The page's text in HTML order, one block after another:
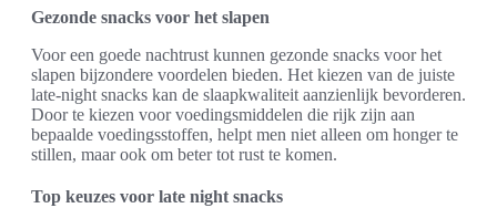
Gezonde snacks voor het slapen
Voor een goede nachtrust kunnen gezonde snacks voor het
slapen bijzondere voordelen bieden. Het kiezen van de juiste
late-night snacks kan de slaapkwaliteit aanzienlijk bevorderen.
Door te kiezen voor voedingsmiddelen die rijk zijn aan
bepaalde voedingsstoffen, helpt men niet alleen om honger te
stillen, maar ook om beter tot rust te komen.
Top keuzes voor late night snacks